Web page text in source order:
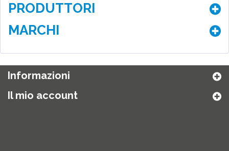
PRODUTTORI
MARCHI
Informazioni
Il mio account